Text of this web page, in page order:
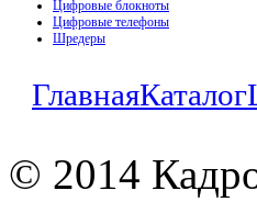
Цифровые блокноты
Цифровые телефоны
Шредеры
ГлавнаяКаталог
© 2014